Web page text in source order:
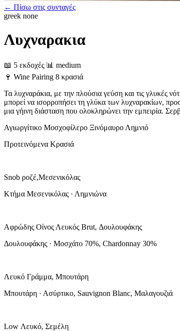
← Πίσω στις συνταγές
greek none
Λυχναρακια
📖 5 εκδοχές 📊 medium
🍷 Wine Pairing 8 κρασιά
Τα λυχναράκια, με την πλούσια γεύση και τις γλυκές
μπορεί να ισορροπήσει τη γλύκα των λυχναρακίων,
μια γήινη διάσταση που ολοκληρώνει την εμπειρία.
Αγιωργίτικο Μοσχοφίλερο Ξινόμαυρο Λημνιό
Προτεινόμενα Κρασιά
Snob ροζέ,Μεσενικόλας
Κτήμα Μεσενικόλας · Λημνιώνα
Αφρώδης Οίνος Λευκός Brut, Δουλουφάκης
Δουλουφάκης · Μοσχάτο 70%, Chardonnay 30%
Λευκό Γράμμα, Μπουτάρη
Μπουτάρη · Ασύρτικο, Sauvignon Blanc, Μαλαγουζιά
Low Λευκό, Σεμέλη